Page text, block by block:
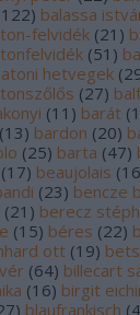
122) balassa
felvidék (21 )
(51 )
hetvegek (
(27) balf
(11 ) barát (
(13) bardon (20)
(25) barta (47)
(17) beaujolais (16
(23) bencze
(21 ) berecz
(15) béres (22)
ott (19)
(64) billecart
(16) birgit
) blaufrankisch (